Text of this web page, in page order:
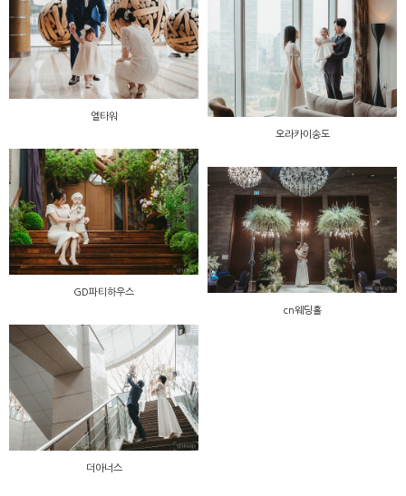
엘타워
오라카이송도
GD파티하우스
cn웨딩홀
더아너스